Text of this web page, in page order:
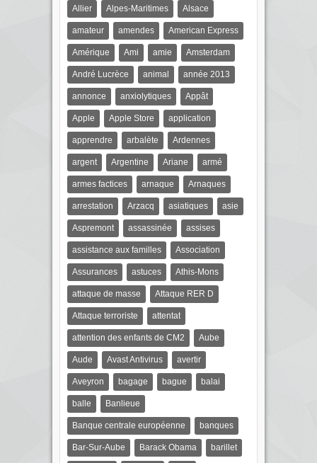
Allier Alpes-Maritimes Alsace
amateur amendes American Express
Amérique Ami amie Amsterdam
André Lucrèce animal année 2013
annonce anxiolytiques Appât
Apple Apple Store application
apprendre arbalète Ardennes
argent Argentine Ariane armé
armes factices arnaque Arnaques
arrestation Arzacq asiatiques asie
Aspremont assassinée assises
assistance aux familles Association
Assurances astuces Athis-Mons
attaque de masse Attaque RER D
Attaque terroriste attentat
attention des enfants de CM2 Aube
Aude Avast Antivirus avertir
Aveyron bagage bague balai
balle Banlieue
Banque centrale européenne banques
Bar-Sur-Aube Barack Obama barillet